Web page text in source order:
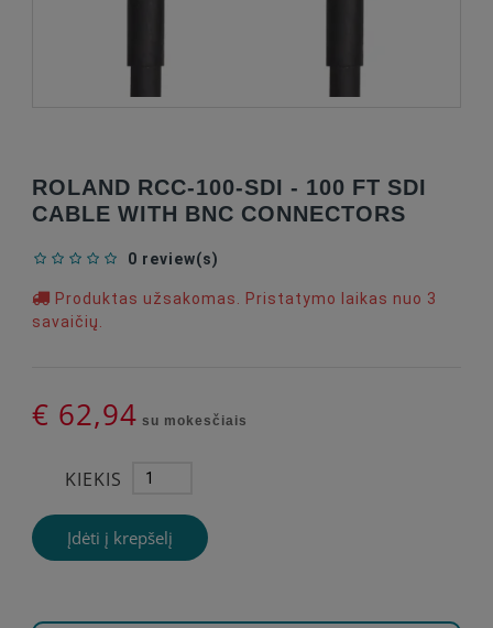
ROLAND RCC-100-SDI - 100 FT SDI
CABLE WITH BNC CONNECTORS
0 review(s)
Produktas užsakomas. Pristatymo laikas nuo 3
savaičių.
€ 62,94 su mokesčiais
KIEKIS
Įdėti į krepšelį